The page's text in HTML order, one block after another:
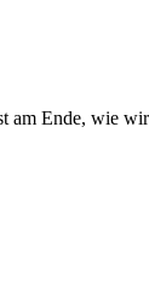
am Ende, wie